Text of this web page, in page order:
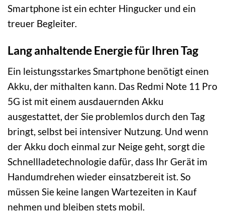
Smartphone ist ein echter Hingucker und ein
treuer Begleiter.
Lang anhaltende Energie für Ihren Tag
Ein leistungsstarkes Smartphone benötigt einen
Akku, der mithalten kann. Das Redmi Note 11 Pro
5G ist mit einem ausdauernden Akku
ausgestattet, der Sie problemlos durch den Tag
bringt, selbst bei intensiver Nutzung. Und wenn
der Akku doch einmal zur Neige geht, sorgt die
Schnellladetechnologie dafür, dass Ihr Gerät im
Handumdrehen wieder einsatzbereit ist. So
müssen Sie keine langen Wartezeiten in Kauf
nehmen und bleiben stets mobil.